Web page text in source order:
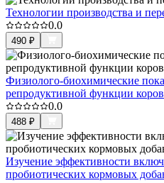
Технологии производства и
0.0
490 ₽
Физиолого-биохимические
репродуктивной функции коров
0.0
488 ₽
Изучение эффективности
пробиотических кормовых